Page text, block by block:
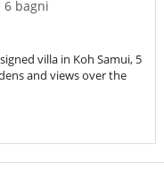
6 bagni
villa in Koh Samui, 5
and views over the